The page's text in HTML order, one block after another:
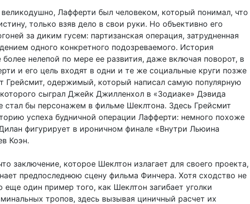
Лафферти был человеком, который понимал, что
только взяв дело в свои руки. Но объективно его
за диким гусем: партизанская операция, затрудненная
одного конкретного подозреваемого. История
более нелепой по мере ее развития, даже включая поворот, в
и его цель входят в одни и те же социальные круги позже
Грейсмит, одержимый, который написал самую популярную
сыграл Джейк Джилленхол в «Зодиаке» Дэвида
стал бы персонажем в фильме Шеклтона. Здесь Грейсмит
успеха будничной операции Лафферти: немного похоже
фигурирует в ироничном финале «Внутри Льюина
Коэн.
заключение, которое Шеклтон излагает для своего проекта,
предпоследнюю сцену фильма Финчера. Хотя сходство не
еще один пример того, как Шеклтон загибает уголки
тропов, здесь вызывая циничный расчет их